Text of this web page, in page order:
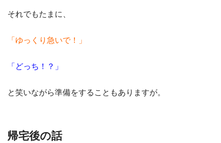
それでもたまに、
「ゆっくり急いで！」
「どっち！？」
と笑いながら準備をすることもありますが。
帰宅後の話